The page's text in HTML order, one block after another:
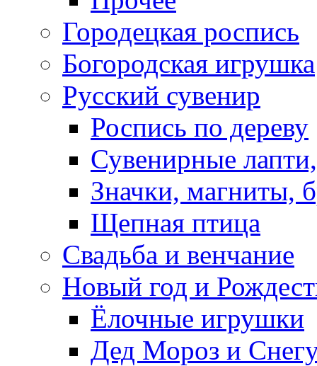
Городецкая роспись
Богородская игрушка
Русский сувенир
Роспись по дереву
Сувенирные
Значки, магниты,
Щепная птица
Свадьба и венчание
Новый год и
Ёлочные игрушки
Дед Мороз и